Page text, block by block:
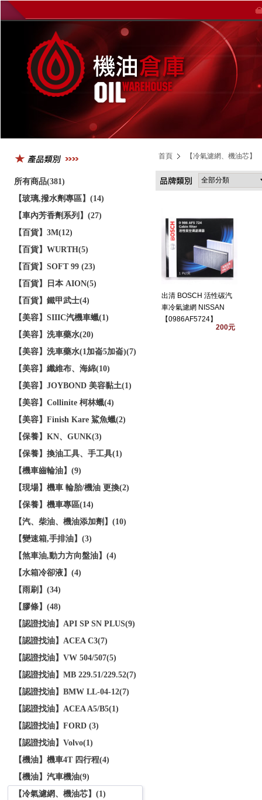
所有商品(381)
【玻璃,撥水劑專區】(14)
【車內芳香劑系列】(27)
【百貨】3M(12)
【百貨】WURTH(5)
【百貨】SOFT 99 (23)
【百貨】日本 AION(5)
【百貨】鐵甲武士(4)
【美容】SIIIC汽機車蠟(1)
【美容】洗車藥水(20)
【美容】洗車藥水(1加崙5加崙)(7)
【美容】纖維布、海綿(10)
【美容】JOYBOND 美容黏土(1)
【美容】Collinite 柯林蠟(4)
【美容】Finish Kare 鯊魚蠟(2)
【保養】KN、GUNK(3)
【保養】換油工具、手工具(1)
【機車齒輪油】(9)
【現場】機車 輪胎/機油 更換(2)
【保養】機車專區(14)
【汽、柴油、機油添加劑】(10)
【變速箱,手排油】(3)
【煞車油,動力方向盤油】(4)
【水箱冷卻液】(4)
【雨刷】(34)
【膠條】(48)
【認證找油】API SP SN PLUS(9)
【認證找油】ACEA C3(7)
【認證找油】VW 504/507(5)
【認證找油】MB 229.51/229.52(7)
【認證找油】BMW LL-04-12(7)
【認證找油】ACEA A5/B5(1)
【認證找油】FORD (3)
【認證找油】Volvo(1)
【機油】機車4T 四行程(4)
【機油】汽車機油(9)
【冷氣濾網、機油芯】(1)
首頁 【冷氣濾網、機油芯】
出清 BOSCH 活性碳汽
車冷氣濾網 NISSAN
【0986AF5724】
200元